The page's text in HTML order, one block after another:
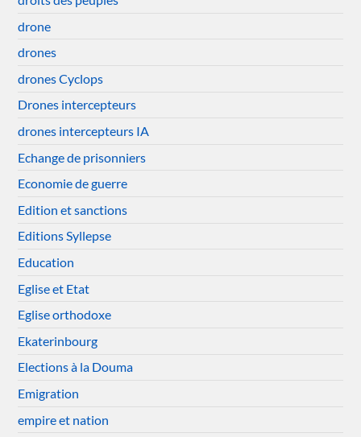
drone
drones
drones Cyclops
Drones intercepteurs
drones intercepteurs IA
Echange de prisonniers
Economie de guerre
Edition et sanctions
Editions Syllepse
Education
Eglise et Etat
Eglise orthodoxe
Ekaterinbourg
Elections à la Douma
Emigration
empire et nation